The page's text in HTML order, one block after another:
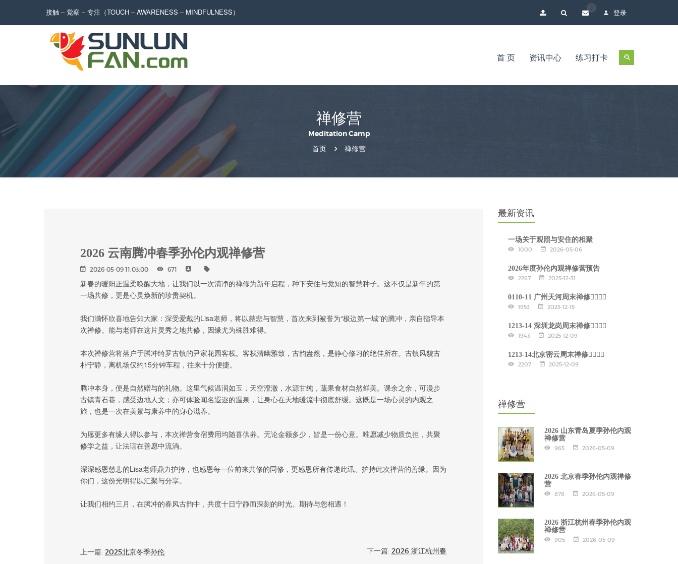
接触 – 觉察 – 专注（TOUCH – AWARENESS – MINDFULNESS） 登录
首 页 资讯中心 练习打卡
禅修营
Meditation Camp
首页
禅修营
2026 云南腾冲春季孙伦内观禅修营
2026-05-09 11:03:00 671
新春的暖阳正温柔唤醒大地，让我们以一次清净的禅修为新年启程，种下安住与觉知的智慧种子。这不仅是新年的第
一场共修，更是心灵焕新的珍贵契机。
我们满怀欣喜地告知大家：深受爱戴的Lisa老师，将以慈悲与智慧，首次来到被誉为“极边第一城”的腾冲，亲自指导本
次禅修。能与老师在这片灵秀之地共修，因缘尤为殊胜难得。
本次禅修营将落户于腾冲绮罗古镇的尹家花园客栈。客栈清幽雅致，古韵盎然，是静心修习的绝佳所在。古镇风貌古
朴宁静，离机场仅约15分钟车程，往来十分便捷。
腾冲本身，便是自然赠与的礼物。这里气候温润如玉，天空澄澈，水源甘纯，蔬果食材自然鲜美。课余之余，可漫步
古镇青石巷，感受边地人文；亦可体验闻名遐迩的温泉，让身心在天地暖流中彻底舒缓。这既是一场心灵的内观之
旅，也是一次在美景与康养中的身心滋养。
为愿更多有缘人得以参与，本次禅营食宿费用均随喜供养。无论金额多少，皆是一份心意。唯愿减少物质负担，共聚
修学之益，让法谊在善愿中流淌。
深深感恩慈悲的Lisa老师鼎力护持，也感恩每一位前来共修的同修，更感恩所有传递此讯、护持此次禅营的善缘。因为
你们，这份光明得以汇聚与分享。
让我们相约三月，在腾冲的春风古韵中，共度十日宁静而深刻的时光。期待与您相遇！
上一篇: 2025北京冬季孙伦 下一篇: 2026 浙江杭州春
最新资讯
一场关于观照与安住的相聚
1000 2026-05-06
2026年度孙伦内观禅修营预告
2267 2025-12-31
0110-11 广州天河周末禅修🧘‍♂🧘‍♀
1953 2025-12-15
1213-14 深圳龙岗周末禅修🧘‍♂🧘‍♀
1943 2025-12-09
1213-14北京密云周末禅修🧘‍♂🧘‍♀
2207 2025-12-09
禅修营
2026 山东青岛夏季孙伦内观
禅修营
965 2026-05-09
2026 北京春季孙伦内观禅修
营
878 2026-05-09
2026 浙江杭州春季孙伦内观
禅修营
905 2026-05-09